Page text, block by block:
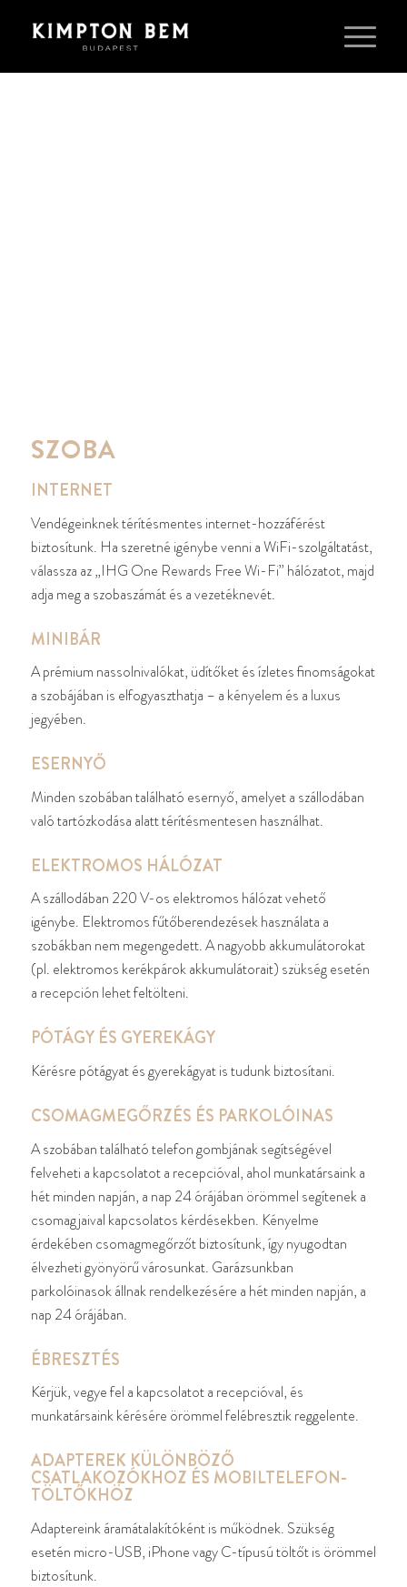
SZOBA
INTERNET
Vendégeinknek térítésmentes internet-hozzáférést
biztosítunk. Ha szeretné igénybe venni a WiFi-szolgáltatást,
válassza az „IHG One Rewards Free Wi-Fi” hálózatot, majd
adja meg a szobaszámát és a vezetéknevét.
MINIBÁR
A prémium nassolnivalókat, üdítőket és ízletes finomságokat
a szobájában is elfogyaszthatja – a kényelem és a luxus
jegyében.
ESERNYŐ
Minden szobában található esernyő, amelyet a szállodában
való tartózkodása alatt térítésmentesen használhat.
ELEKTROMOS HÁLÓZAT
A szállodában 220 V-os elektromos hálózat vehető
igénybe. Elektromos fűtőberendezések használata a
szobákban nem megengedett. A nagyobb akkumulátorokat
(pl. elektromos kerékpárok akkumulátorait) szükség esetén
a recepción lehet feltölteni.
PÓTÁGY ÉS GYEREKÁGY
Kérésre pótágyat és gyerekágyat is tudunk biztosítani.
CSOMAGMEGŐRZÉS ÉS PARKOLÓINAS
A szobában található telefon gombjának segítségével
felveheti a kapcsolatot a recepcióval, ahol munkatársaink a
hét minden napján, a nap 24 órájában örömmel segítenek a
csomagjaival kapcsolatos kérdésekben. Kényelme
érdekében csomagmegőrzőt biztosítunk, így nyugodtan
élvezheti gyönyörű városunkat. Garázsunkban
parkolóinasok állnak rendelkezésére a hét minden napján, a
nap 24 órájában.
ÉBRESZTÉS
Kérjük, vegye fel a kapcsolatot a recepcióval, és
munkatársaink kérésére örömmel felébresztik reggelente.
ADAPTEREK KÜLÖNBÖZŐ
CSATLAKOZÓKHOZ ÉS MOBILTELEFON-
TÖLTŐKHÖZ
Adaptereink áramátalakítóként is működnek. Szükség
esetén micro-USB, iPhone vagy C-típusú töltőt is örömmel
biztosítunk.